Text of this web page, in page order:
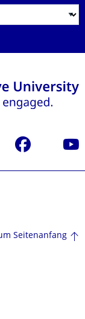
Facebook
Seitenanfang